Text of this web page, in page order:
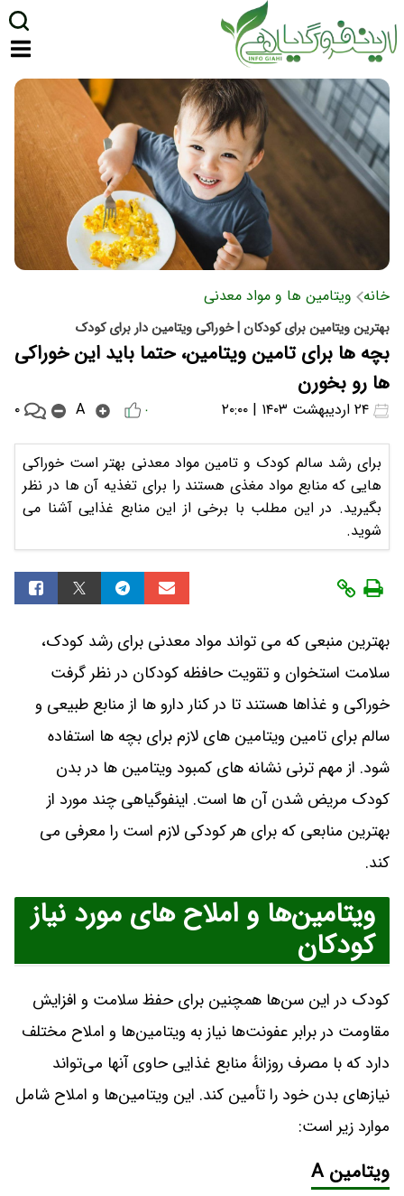
خانه ویتامین ها و مواد معدنی
بهترین ویتامین برای کودکان | خوراکی ویتامین دار برای کودک
بچه ها برای تامین ویتامین، حتما باید این خوراکی
ها رو بخورن
۰ A ۰
برای رشد سالم کودک و تامین مواد معدنی بهتر است خوراکی
هایی که منابع مواد مغذی هستند را برای تغذیه آن ها در نظر
بگیرید. در این مطلب با برخی از این منابع غذایی آشنا می
شوید.
بهترین منبعی که می تواند مواد معدنی برای رشد کودک،
سلامت استخوان و تقویت حافظه کودکان در نظر گرفت
خوراکی و غذاها هستند تا در کنار دارو ها از منابع طبیعی و
سالم برای تامین ویتامین های لازم برای بچه ها استفاده
شود. از مهم ترنی نشانه های کمبود ویتامین ها در بدن
کودک مریض شدن آن ها است. اینفوگیاهی چند مورد از
بهترین منابعی که برای هر کودکی لازم است را معرفی می
کند.
ویتامین‌ها و املاح های مورد نیاز
کودکان
کودک در این سن‌ها همچنین برای حفظ سلامت و افزایش
مقاومت در برابر عفونت‌ها نیاز به ویتامین‌ها و املاح مختلف
دارد که با مصرف روزانهٔ منابع غذایی حاوی آنها می‌تواند
نیازهای بدن خود را تأمین کند. این ویتامین‌ها و املاح شامل
موارد زیر است:
ویتامین A